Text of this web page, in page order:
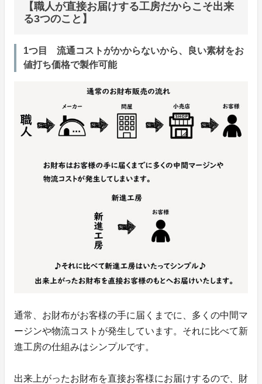
【職人が直接お届けする工房だからこそ出来
る3つのこと】
1つ目 流通コストがかからないから、良い素材をお
値打ち価格で製作可能
通常、お財布がお客様の手に届くまでに、多くの中間マ
ージンや物流コストが発生しています。それに比べて新
進工房の仕組みはシンプルです。
出来上がったお財布を直接お客様にお届けするので、財